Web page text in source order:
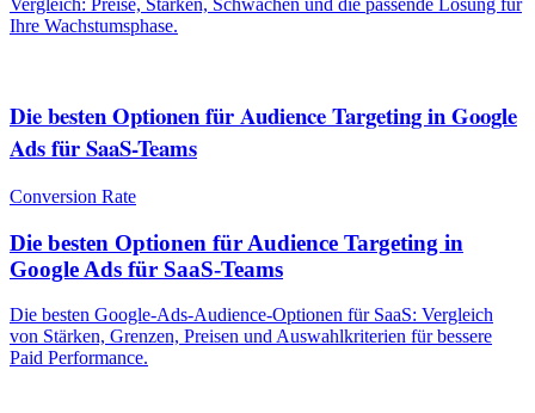
Ihre Wachstumsphase.
Die besten Optionen für Audience Targeting in Google
Ads für SaaS-Teams
Conversion Rate
Die besten Optionen für Audience Targeting in
Google Ads für SaaS-Teams
Die besten Google-Ads-Audience-Optionen für SaaS: Vergleich
von Stärken, Grenzen, Preisen und Auswahlkriterien für bessere
Paid Performance.